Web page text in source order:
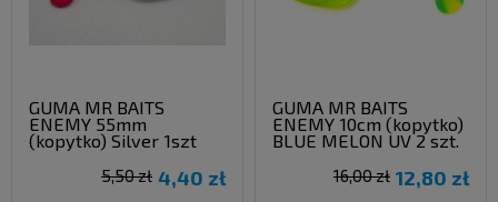
GUMA MR BAITS
ENEMY 55mm
(kopytko) Silver 1szt
4,40 zł
5,50 zł
GUMA MR BAITS
ENEMY 10cm (kopytko)
BLUE MELON UV 2 szt.
12,80 zł
16,00 zł